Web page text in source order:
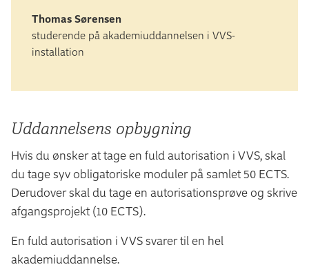
Thomas Sørensen
studerende på akademiuddannelsen i VVS-
installation
Uddannelsens opbygning
Hvis du ønsker at tage en fuld autorisation i VVS, skal
du tage syv obligatoriske moduler på samlet 50 ECTS.
Derudover skal du tage en autorisationsprøve og skrive
afgangsprojekt (10 ECTS).
En fuld autorisation i VVS svarer til en hel
akademiuddannelse.